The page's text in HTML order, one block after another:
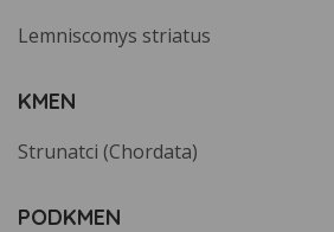
Lemniscomys striatus
KMEN
Strunatci (Chordata)
PODKMEN